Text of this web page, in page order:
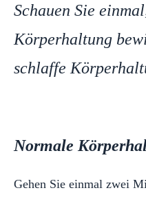
Schauen Sie
Körperhaltung
schlaffe
Normale
Gehen Sie einmal zwei